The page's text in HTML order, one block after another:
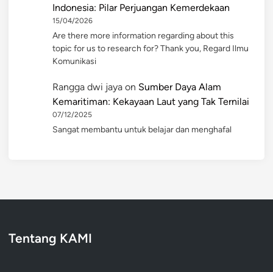
Indonesia: Pilar Perjuangan Kemerdekaan
15/04/2026
Are there more information regarding about this
topic for us to research for? Thank you, Regard Ilmu
Komunikasi
Rangga dwi jaya on Sumber Daya Alam
Kemaritiman: Kekayaan Laut yang Tak Ternilai
07/12/2025
Sangat membantu untuk belajar dan menghafal
Tentang KAMI